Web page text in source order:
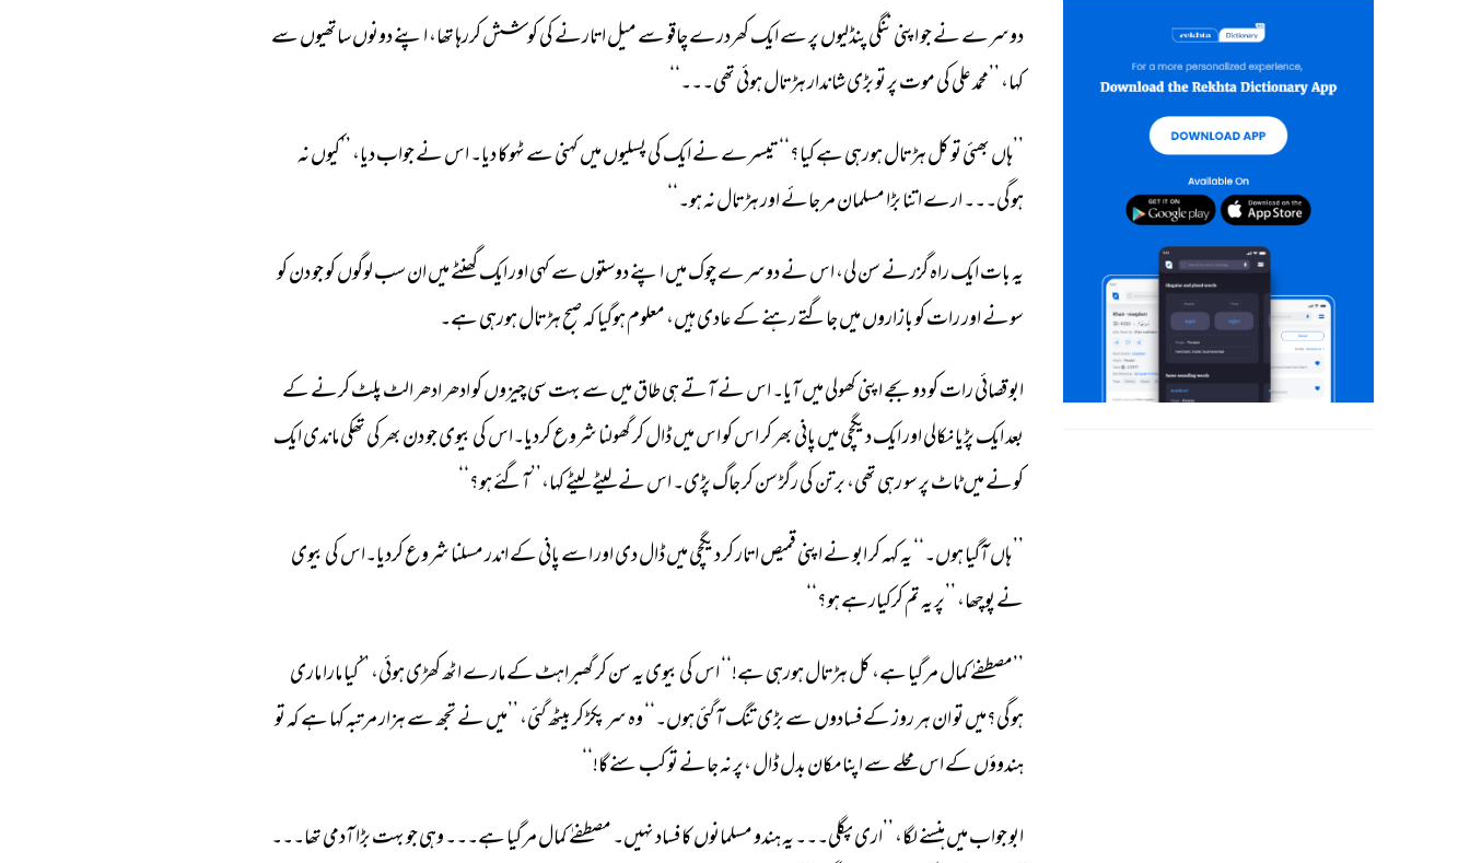
دوسرے نے جو اپنی ننگی پنڈلیوں پر سے ایک کھردرے چاقو سے میل اتارنے کی کوشش کررہا تھا، اپنے دونوں ساتھیوں سے
کہا، ’’محمد علی کی موت پر تو بڑی شاندار ہڑتال ہوئی تھی۔۔۔‘‘
’’ہاں بھئی تو کل ہڑتال ہورہی ہے کیا؟‘‘ تیسرے نے ایک کی پسلیوں میں کہنی سے ٹہوکا دیا۔ اس نے جواب دیا، ’’کیوں نہ
ہوگی۔۔۔ ارے اتنا بڑا مسلمان مر جائے اور ہڑتال نہ ہو۔‘‘
یہ بات ایک راہ گزرنے سن لی، اس نے دوسرے چوک میں اپنے دوستوں سے کہی اور ایک گھنٹے میں ان سب لوگوں کو جو دن کو
سونے اور رات کو بازاروں میں جاگتے رہنے کے عادی ہیں، معلوم ہوگیا کہ صبح ہڑتال ہورہی ہے۔
ابو قصائی رات کو دو بجے اپنی کھولی میں آیا۔ اس نے آتے ہی طاق میں سے بہت سی چیزوں کو ادھر ادھر الٹ پلٹ کرنے کے
بعد ایک پڑیا نکالی اور ایک دیگچی میں پانی بھر کر اس کو اس میں ڈال کر گھولنا شروع کردیا۔اس کی بیوی جو دن بھر کی تھکی ماندی ایک
کونے میں ٹاٹ پر سو رہی تھی، برتن کی رگڑ سن کر جاگ پڑی۔ اس نے لیٹے لیٹے کہا،’’آگئے ہو؟‘‘
’’ ہاں آگیا ہوں۔‘‘ یہ کہہ کر ابو نے اپنی قمیص اتار کر دیگچی میں ڈال دی اور اسے پانی کے اندر مسلنا شروع کردیا۔اس کی بیوی
نے پوچھا، ’’پر یہ تم کرکیارہے ہو؟‘‘
’’مصطفےٰ کمال مر گیا ہے، کل ہڑتال ہورہی ہے!‘‘ اس کی بیوی یہ سن کر گھبراہٹ کے مارے اٹھ کھڑی ہوئی، ’’کیا مارا ماری
ہوگی؟میں تو ان ہر روز کے فسادوں سے بڑی تنگ آگئی ہوں۔‘‘ وہ سر پکڑ کر بیٹھ گئی، ’’میں نے تجھ سے ہزار مرتبہ کہا ہے کہ تو
ہندوؤں کے اس محلے سے اپنامکان بدل ڈال ،پر نہ جانے تو کب سنے گا!‘‘
ابو جواب میں ہنسنے لگا، ’’اری پگلی۔۔۔ یہ ہندو مسلمانوں کا فساد نہیں۔ مصطفےٰ کمال مر گیا ہے۔۔۔ وہی جو بہت بڑا آدمی تھا۔۔۔